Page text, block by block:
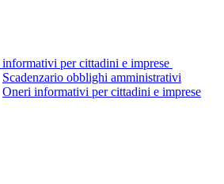
per cittadini e imprese
Scadenzario obblighi amministrativi
Oneri informativi per cittadini e imprese